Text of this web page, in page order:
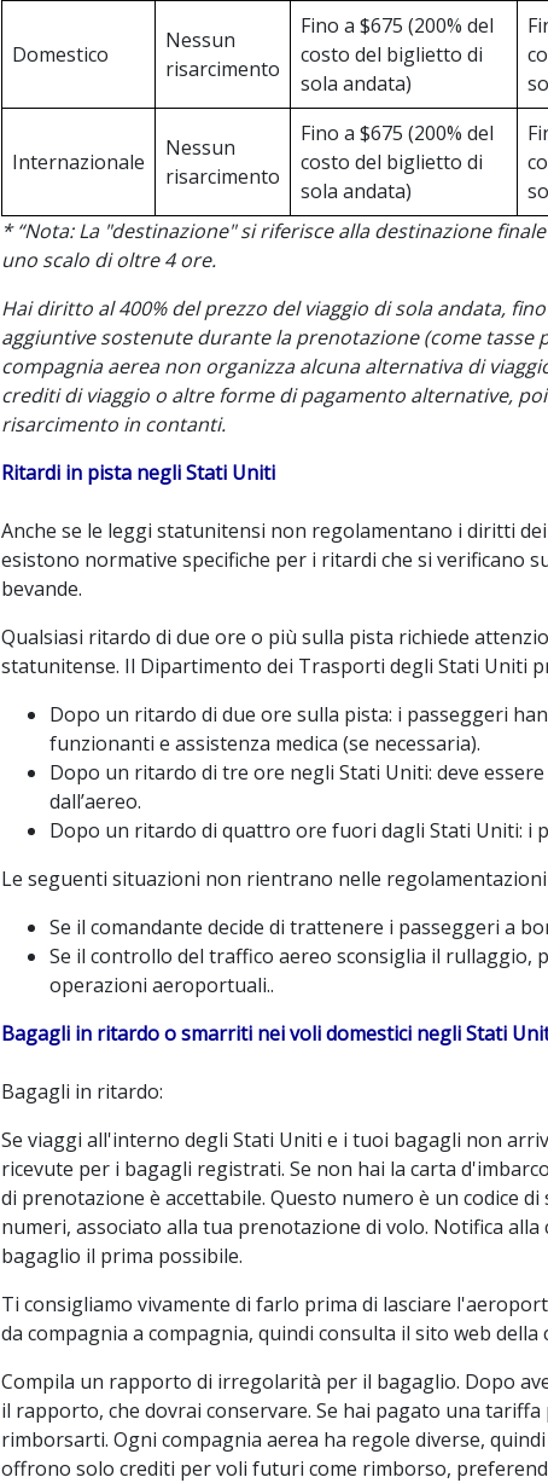
Domestico
Nessun
risarcimento
Fino a $675 (200% del
costo del biglietto di
sola andata)
Internazionale
Nessun
risarcimento
Fino a $675 (200% del
costo del biglietto di
sola andata)
* “Nota: La "destinazione" si riferisce alla destinazione
uno scalo di oltre 4 ore.
Hai diritto al 400% del prezzo del viaggio di sola andata,
aggiuntive sostenute durante la prenotazione (come tasse
compagnia aerea non organizza alcuna alternativa di
crediti di viaggio o altre forme di pagamento alternative,
risarcimento in contanti.
Ritardi in pista negli Stati Uniti
Anche se le leggi statunitensi non regolamentano i diritti
esistono normative specifiche per i ritardi che si verificano
bevande.
Qualsiasi ritardo di due ore o più sulla pista richiede
statunitense. Il Dipartimento dei Trasporti degli Stati Uniti
Dopo un ritardo di due ore sulla pista: i passeggeri
funzionanti e assistenza medica (se necessaria).
Dopo un ritardo di tre ore negli Stati Uniti: deve
dall’aereo.
Dopo un ritardo di quattro ore fuori dagli Stati Uniti: i
Le seguenti situazioni non rientrano nelle
Se il comandante decide di trattenere i passeggeri a
Se il controllo del traffico aereo sconsiglia il rullaggio,
operazioni aeroportuali..
Bagagli in ritardo o smarriti nei voli domestici negli Stati
Bagagli in ritardo:
Se viaggi all'interno degli Stati Uniti e i tuoi bagagli non
ricevute per i bagagli registrati. Se non hai la carta
di prenotazione è accettabile. Questo numero è un codice
numeri, associato alla tua prenotazione di volo. Notifica
bagaglio il prima possibile.
Ti consigliamo vivamente di farlo prima di lasciare
da compagnia a compagnia, quindi consulta il sito web
Compila un rapporto di irregolarità per il bagaglio. Dopo
il rapporto, che dovrai conservare. Se hai pagato una
rimborsarti. Ogni compagnia aerea ha regole diverse,
offrono solo crediti per voli futuri come rimborso,